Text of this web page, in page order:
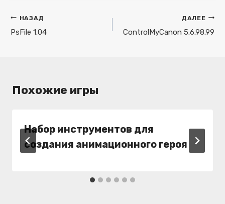
Навигация
по
НАЗАД
PsFile 1.04
ДАЛЕЕ
ControlMyCanon 5.6.98.99
Похожие игры
Набор инструментов для
создания анимационного героя